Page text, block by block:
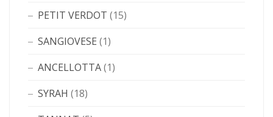
PETIT VERDOT (15)
SANGIOVESE (1)
ANCELLOTTA(1)
SYRAH (18)